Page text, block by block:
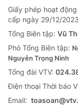
Giấy phép hoạt
cấp ngày 29/12/2023
Tổng Biên tập: Vũ
Phó Tổng Biên tập:
Nguyễn Trọng Ninh
Tổng đài VTV:
Ðiện thoại Thời báo
Email: